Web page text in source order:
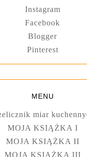
Instagram
Facebook
Blogger
Pinterest
MENU
miar
MOJA KSIĄŻKA I
MOJA KSIĄŻKA II
MOJA KSIĄŻKA III